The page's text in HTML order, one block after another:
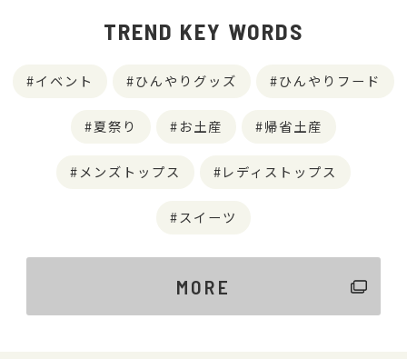
TREND KEY WORDS
イベント ひんやりグッズ ひんやりフード
夏祭り お土産 帰省土産
メンズトップス レディストップス
スイーツ
MORE